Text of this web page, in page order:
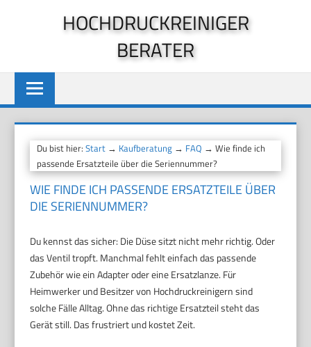
HOCHDRUCKREINIGER
BERATER
Du bist hier:Start → Kaufberatung → FAQ → Wie finde ich
passende Ersatzteile über die Seriennummer?
WIE FINDE ICH PASSENDE ERSATZTEILE ÜBER
DIE SERIENNUMMER?
Du kennst das sicher: Die Düse sitzt nicht mehr richtig. Oder
das Ventil tropft. Manchmal fehlt einfach das passende
Zubehör wie ein Adapter oder eine Ersatzlanze. Für
Heimwerker und Besitzer von Hochdruckreinigern sind
solche Fälle Alltag. Ohne das richtige Ersatzteil steht das
Gerät still. Das frustriert und kostet Zeit.